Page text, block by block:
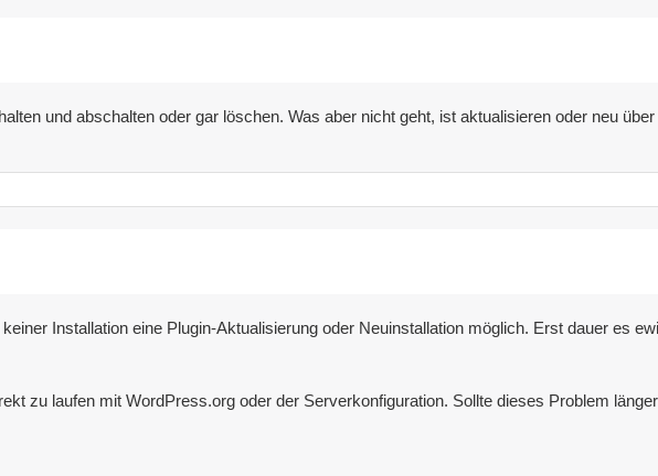
und abschalten oder gar löschen. Was aber nicht geht, ist aktualisieren oder neu
Installation eine Plugin-Aktualisierung oder Neuinstallation möglich. Erst dauer es
zu laufen mit WordPress.org oder der Serverkonfiguration. Sollte dieses Problem